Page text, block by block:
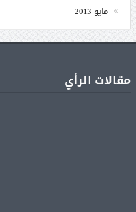
مايو 2013
مقالات الرأي